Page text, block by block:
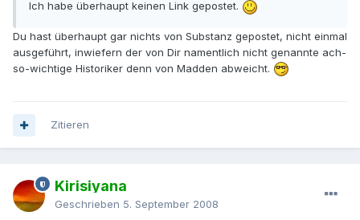
Ich habe überhaupt keinen Link gepostet.
Du hast überhaupt gar nichts von Substanz gepostet, nicht einmal
ausgeführt, inwiefern der von Dir namentlich nicht genannte ach-
so-wichtige Historiker denn von Madden abweicht.
Zitieren
Kirisiyana
Geschrieben 5. September 2008